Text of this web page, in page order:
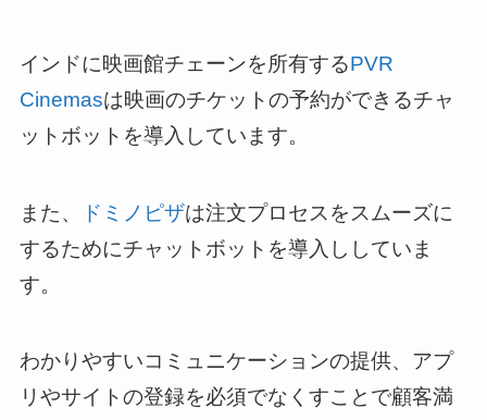
インドに映画館チェーンを所有するPVR
Cinemasは映画のチケットの予約ができるチャ
ットボットを導入しています。
また、 ドミノピザは注文プロセスをスムーズに
するためにチャットボットを導入ししていま
す。
わかりやすいコミュニケーションの提供、アプ
リやサイトの登録を必須でなくすことで顧客満